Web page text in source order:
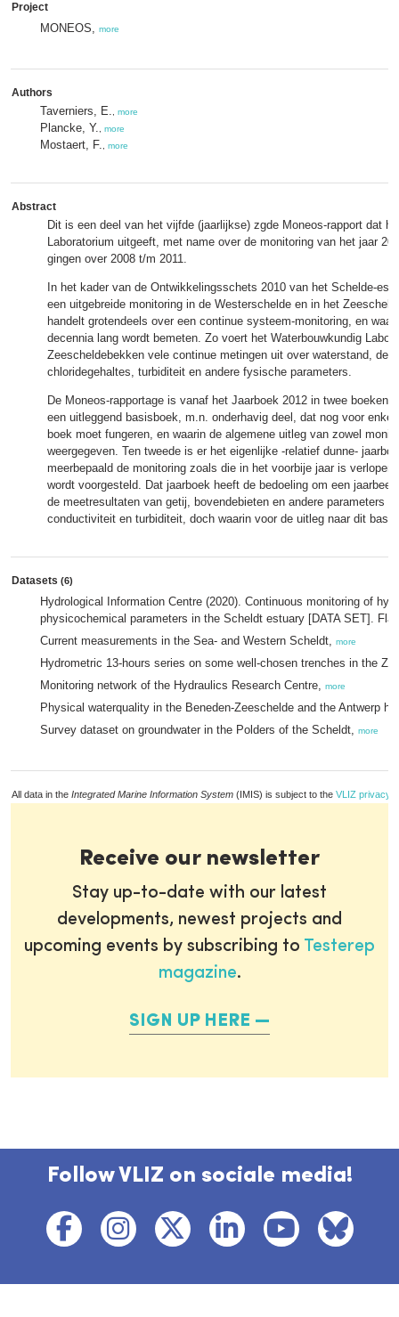
Project
MONEOS, more
Authors
Taverniers, E. more
Plancke, Y. more
Mostaert, F. more
Abstract
Dit is een deel van het vijfde (jaarlijkse) zgde Moneos-rapport dat
Laboratorium uitgeeft, met name over de monitoring van het jaar
gingen over 2008 t/m 2011.
In het kader van de Ontwikkelingsschets 2010 van het Schelde-
een uitgebreide monitoring in de Westerschelde en in het
handelt grotendeels over een continue systeem-monitoring, en
decennia lang wordt bemeten. Zo voert het Waterbouwkundig
Zeescheldebekken vele continue metingen uit over waterstand,
chloridegehaltes, turbiditeit en andere fysische parameters.
De Moneos-rapportage is vanaf het Jaarboek 2012 in twee boeken
een uitleggend basisboek, m.n. onderhavig deel, dat nog voor
boek moet fungeren, en waarin de algemene uitleg van zowel
weergegeven. Ten tweede is er het eigenlijke -relatief dunne-
meerbepaald de monitoring zoals die in het voorbije jaar is
wordt voorgesteld. Dat jaarboek heeft de bedoeling om een
de meetresultaten van getij, bovendebieten en andere parameters
conductiviteit en turbiditeit, doch waarin voor de uitleg naar dit
Datasets (6)
Hydrological Information Centre (2020). Continuous monitoring of
physicochemical parameters in the Scheldt estuary [DATA SET].
Current measurements in the Sea- and Western Scheldt, more
Hydrometric 13-hours series on some well-chosen trenches in the
Monitoring network of the Hydraulics Research Centre, more
Physical waterquality in the Beneden-Zeeschelde and the Antwerp
Survey dataset on groundwater in the Polders of the Scheldt, more
All data in the Integrated Marine Information System (IMIS) is subject to the VLIZ privacy
Receive our newsletter
Stay up-to-date with our latest
developments, newest projects and
upcoming events by subscribing to Testerep
magazine.
SIGN UP HERE
Follow VLIZ on sociale media!